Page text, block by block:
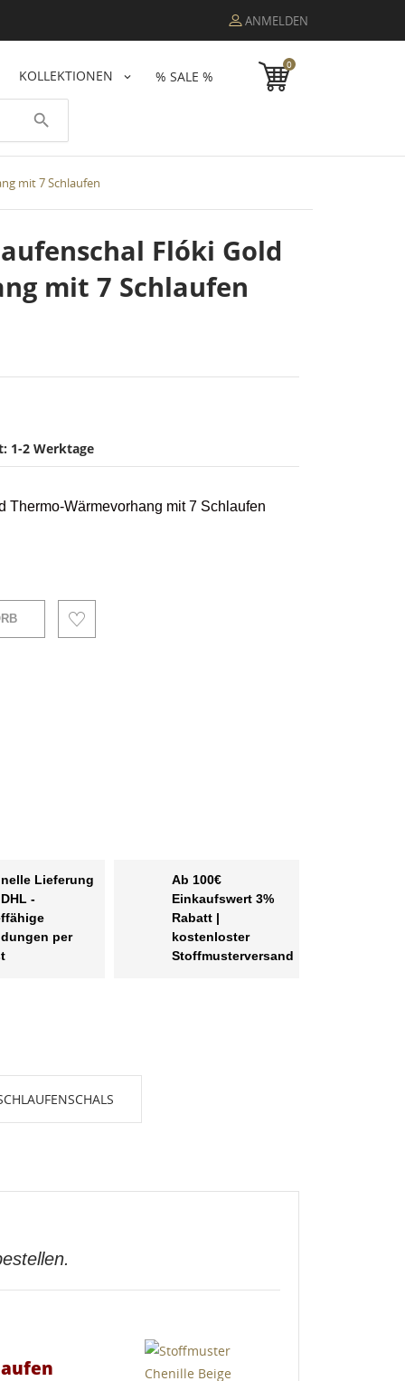
ANMELDEN
KOLLEKTIONEN % SALE %
0
search
mit 7 Schlaufen
Flóki Gold
mit 7 Schlaufen
1-2 Werktage
Wärmevorhang mit 7 Schlaufen
Lieferung
-
per
Ab 100€
Einkaufswert 3%
Rabatt |
kostenloster
Stoffmusterversand